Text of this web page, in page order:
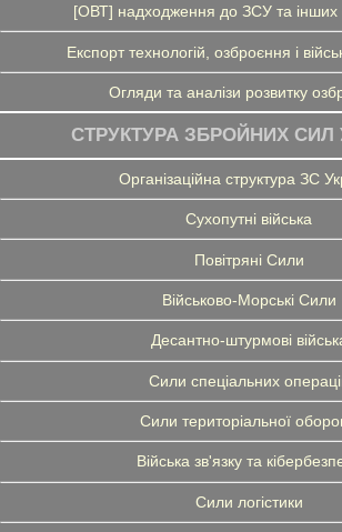
[ОВТ] надходження до ЗСУ та
Експорт технологій, озброєння і
Огляди та аналізи розвитку
СТРУКТУРА ЗБРОЙНИХ СИЛ
Організаційна структура ЗС
Сухопутні війська
Повітряні Сили
Військово-Морські Сили
Десантно-штурмові
Сили спеціальних
Сили територіальної
Війська зв'язку та
Сили логістики